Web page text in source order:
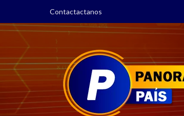
contenido
Contactactanos